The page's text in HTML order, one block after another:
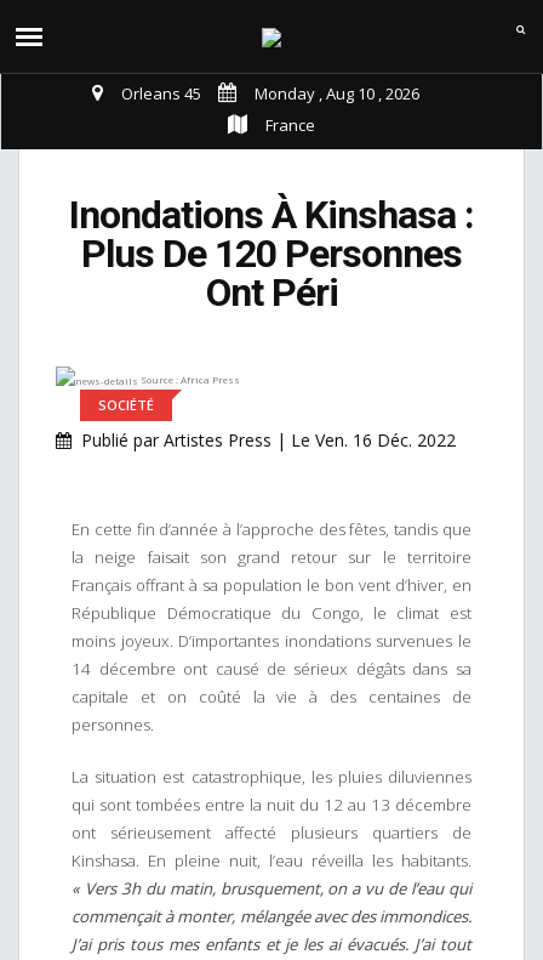
Orleans 45
Monday , Aug 10 , 2026
France
Inondations À Kinshasa :
Plus De 120 Personnes
Ont Péri
Source : Africa Press
SOCIÉTÉ
Publié par Artistes Press | Le Ven. 16 Déc. 2022
En cette fin d’année à l’approche des fêtes, tandis que
la neige faisait son grand retour sur le territoire
Français offrant à sa population le bon vent d’hiver, en
République Démocratique du Congo, le climat est
moins joyeux. D’importantes inondations survenues le
14 décembre ont causé de sérieux dégâts dans sa
capitale et on coûté la vie à des centaines de
personnes.
La situation est catastrophique, les pluies diluviennes
qui sont tombées entre la nuit du 12 au 13 décembre
ont sérieusement affecté plusieurs quartiers de
Kinshasa. En pleine nuit, l’eau réveilla les habitants.
« Vers 3h du matin, brusquement, on a vu de l’eau qui
commençait à monter, mélangée avec des immondices.
J’ai pris tous mes enfants et je les ai évacués. J’ai tout